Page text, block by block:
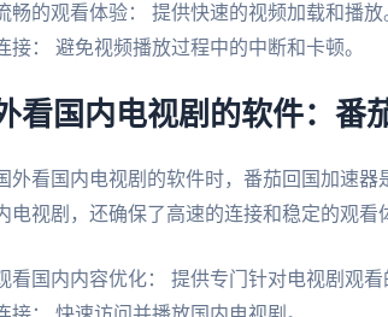
畅的观看体验： 提供快速的视频加载和播放
接： 避免视频播放过程中的中断和卡顿。
看国内电视剧的软件：番
外看国内电视剧的软件时，番茄回国加速
电视剧，还确保了高速的连接和稳定的观看
看国内内容优化： 提供专门针对电视剧观看